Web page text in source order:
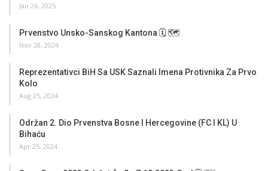
Jan 26, 2025
Prvenstvo Unsko-Sanskog Kantona 🗓 🗺
Nov 28, 2024
Reprezentativci BiH Sa USK Saznali Imena Protivnika Za Prvo
Kolo
Aug 25, 2024
Održan 2. Dio Prvenstva Bosne I Hercegovine (FC I KL) U
Bihaću
Apr 25, 2024